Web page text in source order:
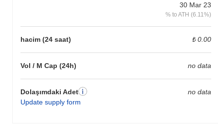
30 Mar 23
% to ATH (6.11%)
hacim (24 saat) ₺ 0.00
Vol / M Cap (24h) no data
Dolaşımdaki Adet
Update supply form
no data